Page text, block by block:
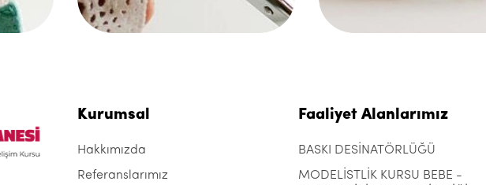
Kurumsal
Hakkımızda
Referanslarımız
Faaliyet Alanlarımız
BASKI DESİNATÖRLÜĞÜ
MODELİSTLİK KURSU BEBE -